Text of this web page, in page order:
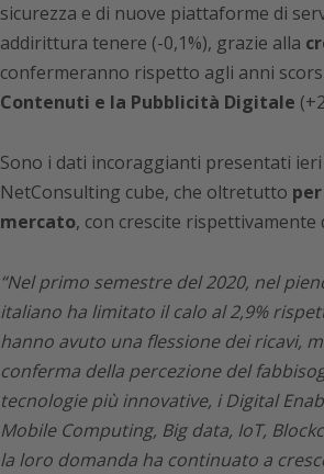
sicurezza e di nuove piattaforme di
addirittura tenere (-0,1%), grazie alla
confermeranno rispetto agli anni
Contenuti e la Pubblicità Digitale
Sono i dati incoraggianti presentati ieri
NetConsulting cube, che oltretutto
mercato, con crescite rispettivamente
“Nel primo semestre del 2020, nel
italiano ha limitato il calo al 2,9%
hanno avuto una flessione dei ricavi,
conferma della percezione del
tecnologie più innovative, i Digital
Mobile Computing, Big data, IoT,
la loro domanda ha continuato a